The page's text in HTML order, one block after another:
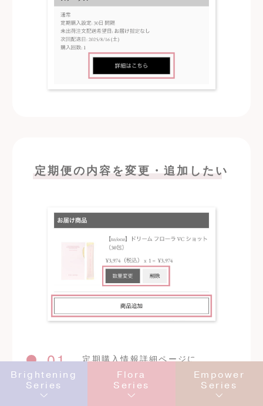
Brightening
Series
Flora
Series
Empower
Series
定期便の内容を変更・追加したい
01
定期購入情報詳細ページに
現在の定期便商品を確認